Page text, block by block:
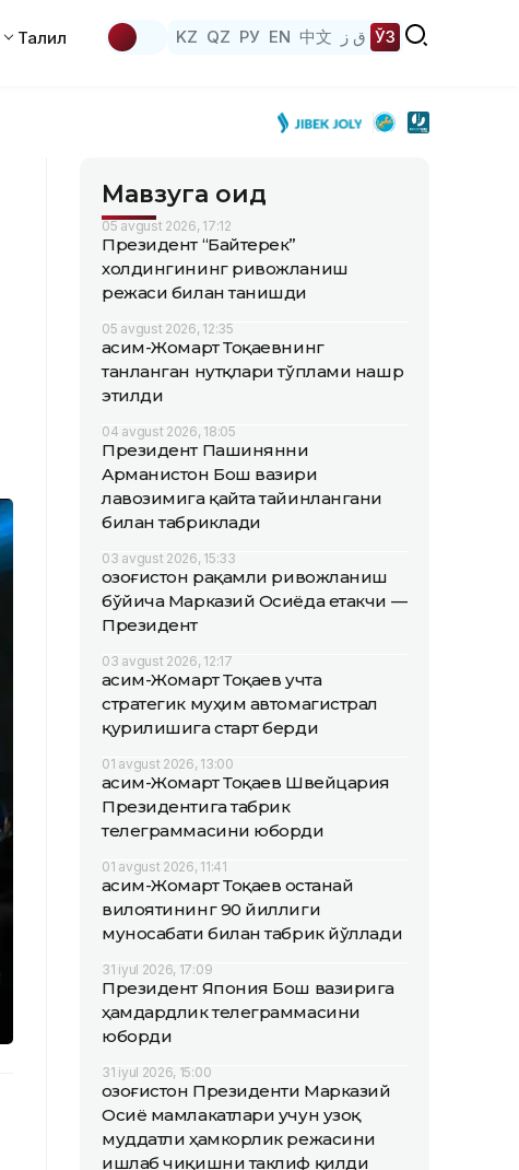
Таҳлил KZ QZ РУ EN 中文 ق ز ЎЗ
Мавзуга оид
05 avgust 2026, 17:12
Президент “Байтерек”
холдингининг ривожланиш
режаси билан танишди
05 avgust 2026, 12:35
Қасим-Жомарт Тоқаевнинг
танланган нутқлари тўплами нашр
этилди
04 avgust 2026, 18:05
Президент Пашинянни
Арманистон Бош вазири
лавозимига қайта тайинлангани
билан табриклади
03 avgust 2026, 15:33
Қозоғистон рақамли ривожланиш
бўйича Марказий Осиёда етакчи —
Президент
03 avgust 2026, 12:17
Қасим-Жомарт Тоқаев учта
стратегик муҳим автомагистрал
қурилишига старт берди
01 avgust 2026, 13:00
Қасим-Жомарт Тоқаев Швейцария
Президентига табрик
телеграммасини юборди
01 avgust 2026, 11:41
Қасим-Жомарт Тоқаев Қостанай
вилоятининг 90 йиллиги
муносабати билан табрик йўллади
31 iyul 2026, 17:09
Президент Япония Бош вазирига
ҳамдардлик телеграммасини
юборди
31 iyul 2026, 15:00
Қозоғистон Президенти Марказий
Осиё мамлакатлари учун узоқ
муддатли ҳамкорлик режасини
ишлаб чиқишни таклиф қилди